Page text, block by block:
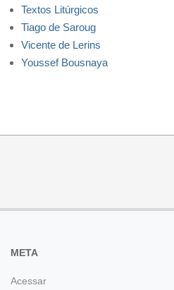
Textos Litúrgicos
Tiago de Saroug
Vicente de Lerins
Youssef Bousnaya
META
Acessar